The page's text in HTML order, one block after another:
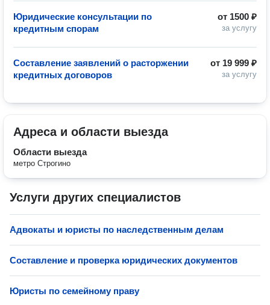
от 1500 ₽
за услугу
Юридические консультации по
кредитным спорам
от 19 999 ₽
за услугу
Составление заявлений о расторжении
кредитных договоров
Адреса и области выезда
Области выезда
метро Строгино
Услуги других специалистов
Адвокаты и юристы по наследственным делам
Составление и проверка юридических документов
Юристы по семейному праву